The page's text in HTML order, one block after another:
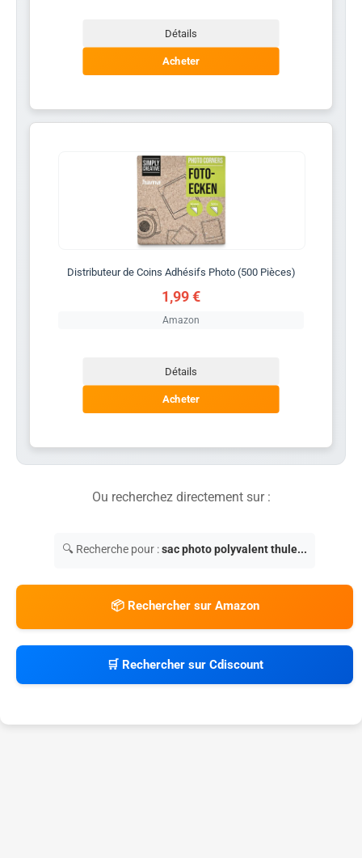
Détails
Acheter
Distributeur de Coins Adhésifs Photo (500 Pièces)
1,99 €
Amazon
Détails
Acheter
Ou recherchez directement sur :
🔍 Recherche pour :sac photo polyvalent thule...
📦 Rechercher sur Amazon
🛒 Rechercher sur Cdiscount